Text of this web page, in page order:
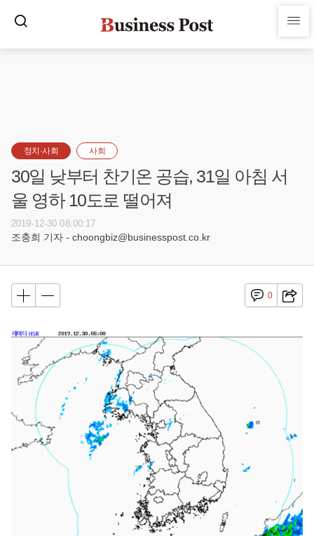
정치·사회 사회
30일 낮부터 찬기온 공습, 31일 아침 서
울 영하 10도로 떨어져
2019-12-30 08:00:17
조충희 기자 - choongbiz@businesspost.co.kr
0